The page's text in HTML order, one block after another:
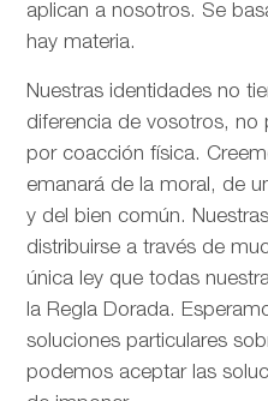
aplican a nosotros. Se
hay materia.
Nuestras identidades no
diferencia de vosotros,
por coacción física.
emanará de la moral, de
y del bien común.
distribuirse a través de
única ley que todas
la Regla Dorada.
soluciones particulares
podemos aceptar las